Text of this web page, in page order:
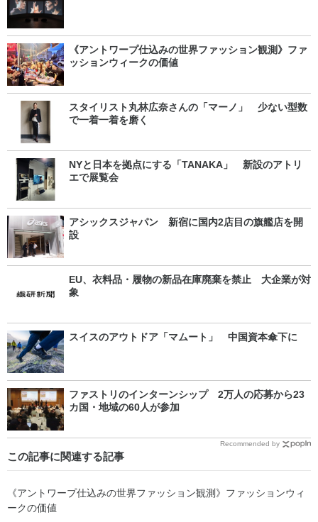
《アントワープ仕込みの世界ファッション観測》ファ
ッションウィークの価値
スタイリスト丸林広奈さんの「マーノ」 少ない型数
で一着一着を磨く
NYと日本を拠点にする「TANAKA」 新設のアトリ
エで展覧会
アシックスジャパン 新宿に国内2店目の旗艦店を開
設
EU、衣料品・履物の新品在庫廃棄を禁止 大企業が対
象
スイスのアウトドア「マムート」 中国資本傘下に
ファストリのインターンシップ 2万人の応募から23
カ国・地域の60人が参加
Recommended by
この記事に関連する記事
《アントワープ仕込みの世界ファッション観測》ファッションウィ
ークの価値